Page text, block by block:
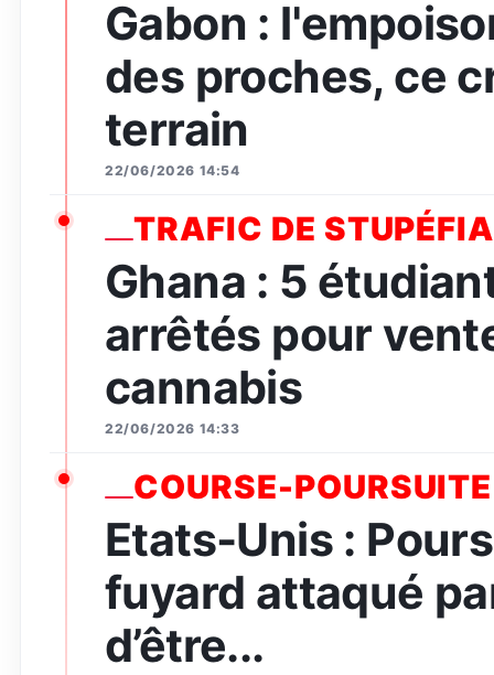
Gabon :
des proches, ce
terrain
22/06/2026 14:54
TRAFIC DE
Ghana : 5
arrêtés pour
cannabis
22/06/2026 14:33
COURSE-POURSUITE
Etats-Unis :
fuyard attaqué
d’être...